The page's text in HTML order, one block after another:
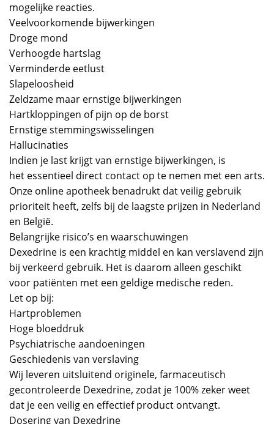
mogelijke reacties.
Veelvoorkomende bijwerkingen
Droge mond
Verhoogde hartslag
Verminderde eetlust
Slapeloosheid
Zeldzame maar ernstige bijwerkingen
Hartkloppingen of pijn op de borst
Ernstige stemmingswisselingen
Hallucinaties
Indien je last krijgt van ernstige bijwerkingen, is
het essentieel direct contact op te nemen met een arts.
Onze online apotheek benadrukt dat veilig gebruik
prioriteit heeft, zelfs bij de laagste prijzen in Nederland
en België.
Belangrijke risico’s en waarschuwingen
Dexedrine is een krachtig middel en kan verslavend zijn
bij verkeerd gebruik. Het is daarom alleen geschikt
voor patiënten met een geldige medische reden.
Let op bij:
Hartproblemen
Hoge bloeddruk
Psychiatrische aandoeningen
Geschiedenis van verslaving
Wij leveren uitsluitend originele, farmaceutisch
gecontroleerde Dexedrine, zodat je 100% zeker weet
dat je een veilig en effectief product ontvangt.
Dosering van Dexedrine